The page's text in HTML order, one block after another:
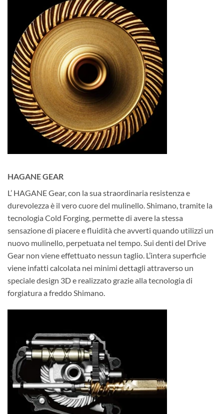
HAGANE GEAR
L’ HAGANE Gear, con la sua straordinaria resistenza e
durevolezza è il vero cuore del mulinello. Shimano, tramite la
tecnologia Cold Forging, permette di avere la stessa
sensazione di piacere e fluidità che avverti quando utilizzi un
nuovo mulinello, perpetuata nel tempo. Sui denti del Drive
Gear non viene effettuato nessun taglio. L’intera superficie
viene infatti calcolata nei minimi dettagli attraverso un
speciale design 3D e realizzato grazie alla tecnologia di
forgiatura a freddo Shimano.